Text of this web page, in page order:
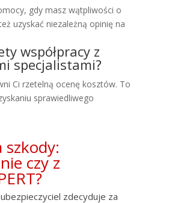
gdy masz wątpliwości o
uzyskać niezależną opinię na
współpracy z
specjalistami?
Ci rzetelną ocenę kosztów. To
sprawiedliwego
szkody:
czy z
zdecyduje za